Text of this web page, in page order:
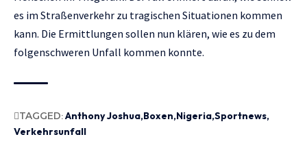
es im Straßenverkehr zu tragischen Situationen kommen
kann. Die Ermittlungen sollen nun klären, wie es zu dem
folgenschweren Unfall kommen konnte.
TAGGED:Anthony Joshua Boxen Nigeria Sportnews
Verkehrsunfall